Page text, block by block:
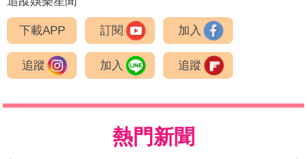
下載APP 訂閱 加入
追蹤 加入 追蹤
熱門新聞